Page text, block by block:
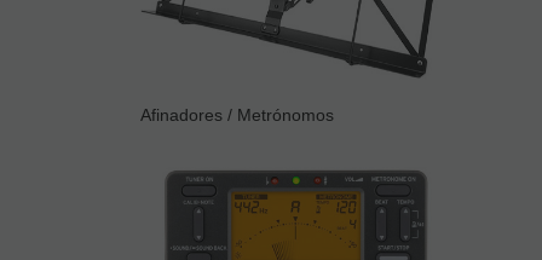
Afinadores / Metrónomos